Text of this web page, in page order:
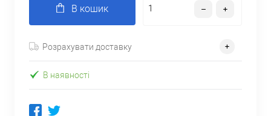
В кошик
Розрахувати доставку
В наявності